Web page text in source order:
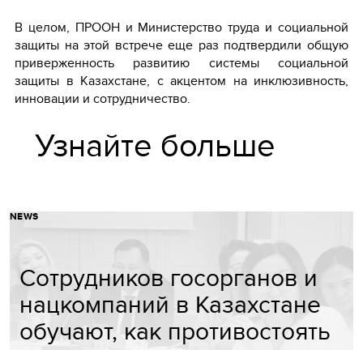
В целом, ПРООН и Министерство труда и социальной
защиты на этой встрече еще раз подтвердили общую
приверженность развитию системы социальной
защиты в Казахстане, с акцентом на инклюзивность,
инновации и сотрудничество.
Узнайте больше
NEWS
Сотрудников госорганов и
нацкомпаний в Казахстане
обучают, как противостоять